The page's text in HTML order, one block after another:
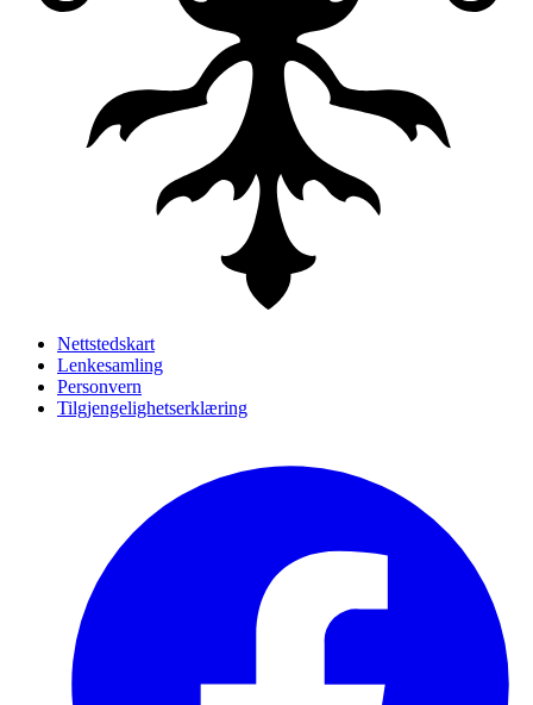
Nettstedskart
Lenkesamling
Personvern
Tilgjengelighetserklæring